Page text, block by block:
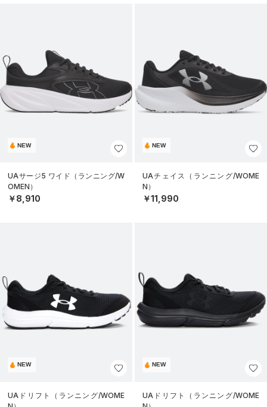
NEW
UAサージ5 ワイド（ランニング/W
OMEN）
￥8,910
NEW
UAチェイス（ランニング/WOME
N）
￥11,990
NEW
UAドリフト（ランニング/WOME
NEW
UAドリフト（ランニング/WOME